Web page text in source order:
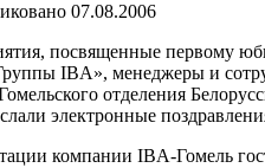
07.08.2006
посвященные первому
IBA», менеджеры и
отделения
электронные
компании IBA-Гомель